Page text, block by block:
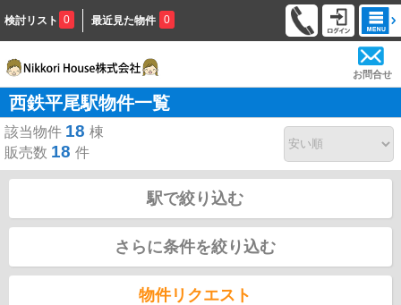
検討リスト 0 最近見た物件 0
お問合せ
西鉄平尾駅物件一覧
該当物件 18 棟
販売数 18 件
駅で絞り込む
さらに条件を絞り込む
物件リクエスト